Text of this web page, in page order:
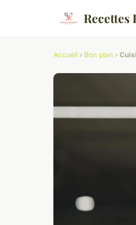
Recettes
Accueil › Bon plan ›